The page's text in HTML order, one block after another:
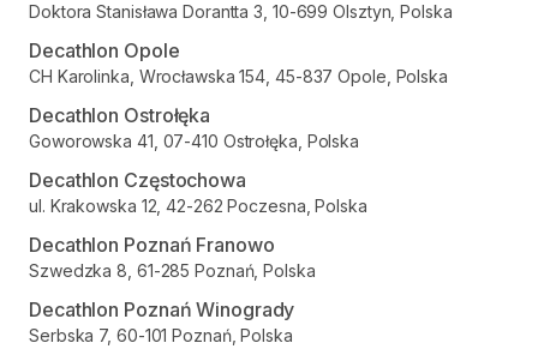
Doktora Stanisława Dorantta 3, 10-699 Olsztyn, Polska
Decathlon Opole
CH Karolinka, Wrocławska 154, 45-837 Opole, Polska
Decathlon Ostrołęka
Goworowska 41, 07-410 Ostrołęka, Polska
Decathlon Częstochowa
ul. Krakowska 12, 42-262 Poczesna, Polska
Decathlon Poznań Franowo
Szwedzka 8, 61-285 Poznań, Polska
Decathlon Poznań Winogrady
Serbska 7, 60-101 Poznań, Polska